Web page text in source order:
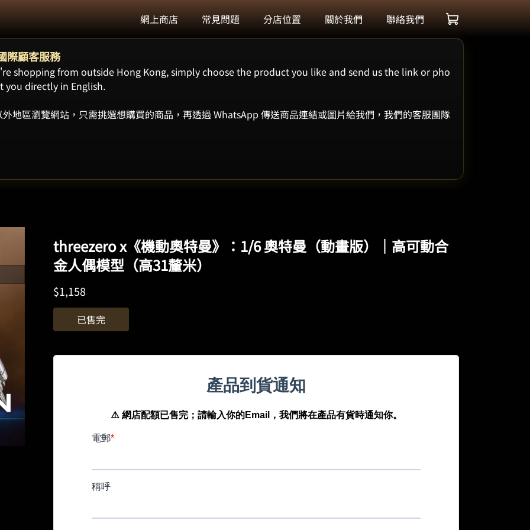
網上商店 常見問題 分店位置 關於我們 聯絡我們
顧客服務
shopping from outside Hong Kong, simply choose the product you like and send us the link or pho
you directly in English.
地區瀏覽網站，只需挑選想購買的商品，再透過 WhatsApp 傳送商品連結或圖片給我們，我們的客服團隊
threezero x《機動奧特曼》：1/6 奧特曼（動畫版）｜高可動合
金人偶模型（高31釐米）
$1,158
已售完